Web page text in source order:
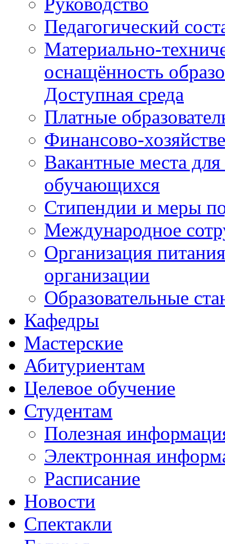
Педагогический
Материально-
оснащённость
Доступная среда
Платные
Финансово-
Вакантные места
обучающихся
Стипендии и меры
Международное
Организация
организации
Образовательные
Кафедры
Мастерские
Абитуриентам
Целевое обучение
Студентам
Полезная
Электронная
Расписание
Новости
Спектакли